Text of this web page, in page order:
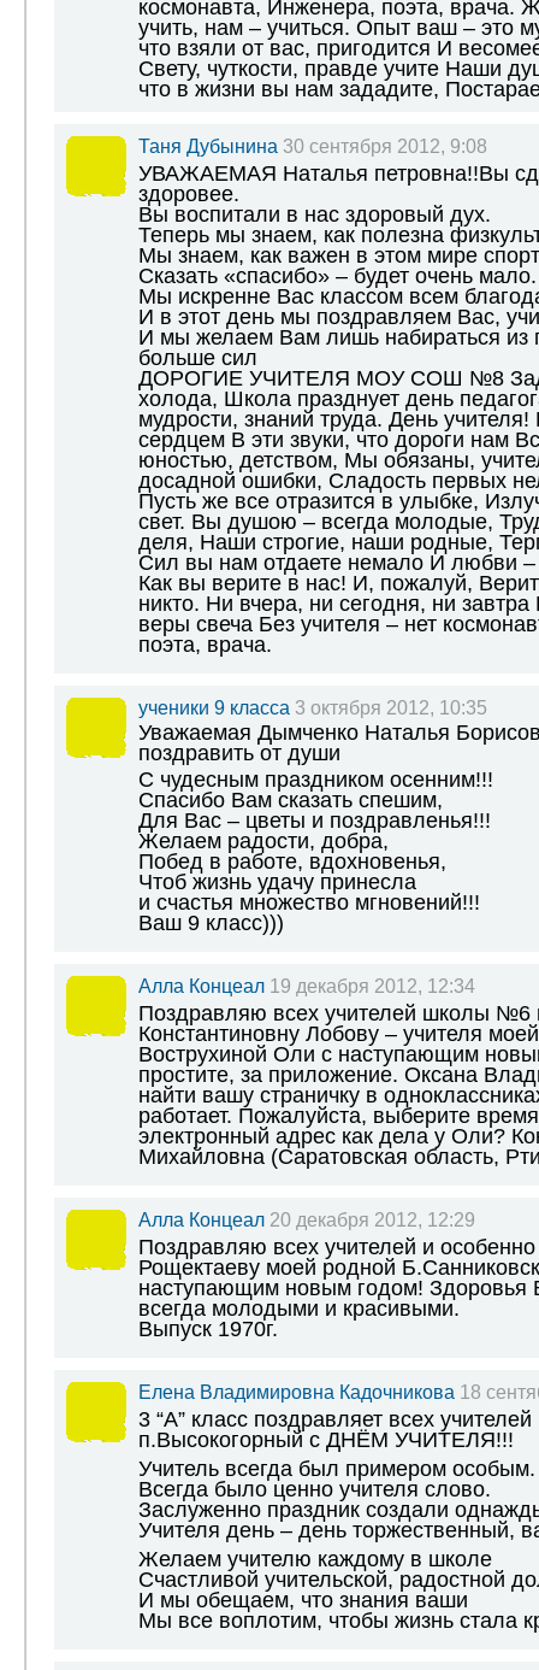
космонавта, Инженера, поэта, врача.
учить, нам – учиться. Опыт ваш – это
что взяли от вас, пригодится И
Свету, чуткости, правде учите Наши
что в жизни вы нам зададите,
Таня Дубынина 30 сентября 2012, 9:08
УВАЖАЕМАЯ Наталья петровна!!Вы
здоровее.
Вы воспитали в нас здоровый дух.
Теперь мы знаем, как полезна
Мы знаем, как важен в этом мире
Сказать «спасибо» – будет очень мало.
Мы искренне Вас классом всем
И в этот день мы поздравляем Вас,
И мы желаем Вам лишь набираться из
больше сил
ДОРОГИЕ УЧИТЕЛЯ МОУ СОШ №8
холода, Школа празднует день
мудрости, знаний труда. День
сердцем В эти звуки, что дороги нам
юностью, детством, Мы обязаны,
досадной ошибки, Сладость первых
Пусть же все отразится в улыбке,
свет. Вы душою – всегда молодые,
деля, Наши строгие, наши родные,
Сил вы нам отдаете немало И любви –
Как вы верите в нас! И, пожалуй,
никто. Ни вчера, ни сегодня, ни завтра
веры свеча Без учителя – нет
поэта, врача.
ученики 9 класса 3 октября 2012, 10:35
Уважаемая Дымченко Наталья
поздравить от души
С чудесным праздником осенним!!!
Спасибо Вам сказать спешим,
Для Вас – цветы и поздравленья!!!
Желаем радости, добра,
Побед в работе, вдохновенья,
Чтоб жизнь удачу принесла
и счастья множество мгновений!!!
Ваш 9 класс)))
Алла Концеал 19 декабря 2012, 12:34
Поздравляю всех учителей школы №6
Константиновну Лобову – учителя
Вострухиной Оли с наступающим
простите, за приложение. Оксана
найти вашу страничку в
работает. Пожалуйста, выберите
электронный адрес как дела у Оли?
Михайловна (Саратовская область,
Алла Концеал 20 декабря 2012, 12:29
Поздравляю всех учителей и
Рощектаеву моей родной
наступающим новым годом! Здоровья
всегда молодыми и красивыми.
Выпуск 1970г.
Елена Владимировна Кадочникова 18
3 “А” класс поздравляет всех
п.Высокогорный с ДНЁМ УЧИТЕЛЯ!!!
Учитель всегда был примером особым.
Всегда было ценно учителя слово.
Заслуженно праздник создали
Учителя день – день торжественный,
Желаем учителю каждому в школе
Счастливой учительской, радостной
И мы обещаем, что знания ваши
Мы все воплотим, чтобы жизнь стала